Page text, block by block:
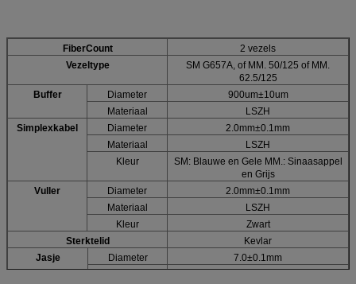
FiberCount
2 vezels
Vezeltype
SM G657A, of MM. 50/125 of MM.
62.5/125
Buffer
Diameter
900um±10um
Materiaal
LSZH
Simplexkabel
Diameter
2.0mm±0.1mm
Materiaal
LSZH
Kleur
SM: Blauwe en Gele MM.: Sinaasappel
en Grijs
Vuller
Diameter
2.0mm±0.1mm
Materiaal
LSZH
Kleur
Zwart
Sterktelid
Kevlar
Jasje
Diameter
7.0±0.1mm